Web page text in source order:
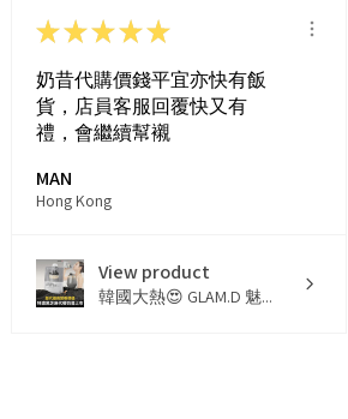
★★★★★
奶昔代購價錢平宜亦快有飯
貨，店員客服回覆快又有
禮，會繼續幫襯
MAN
Hong Kong
View product
韓國大熱😍 GLAM.D 魅...